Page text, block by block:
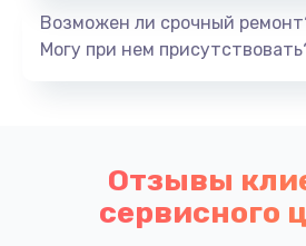
Возможен ли срочный
Могу при нем
Отзывы
сервисного